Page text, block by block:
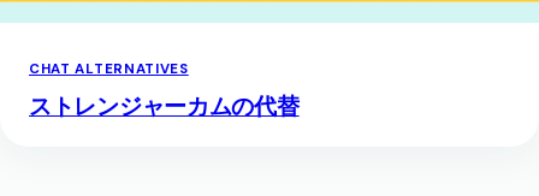
CHAT ALTERNATIVES
ストレンジャーカムの代替